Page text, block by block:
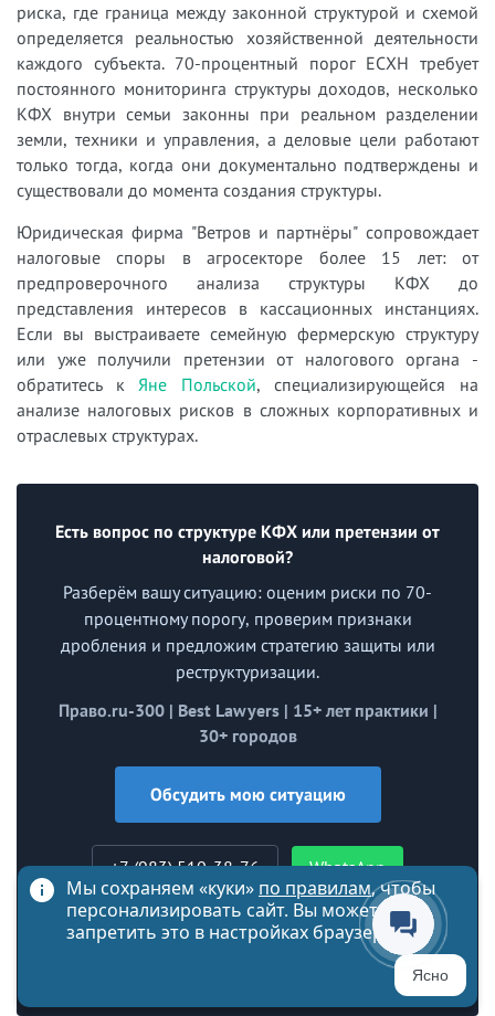
риска, где граница между законной структурой и схемой
определяется реальностью хозяйственной деятельности
каждого субъекта. 70-процентный порог ЕСХН требует
постоянного мониторинга структуры доходов, несколько
КФХ внутри семьи законны при реальном разделении
земли, техники и управления, а деловые цели работают
только тогда, когда они документально подтверждены и
существовали до момента создания структуры.
Юридическая фирма "Ветров и партнёры" сопровождает
налоговые споры в агросекторе более 15 лет: от
предпроверочного анализа структуры КФХ до
представления интересов в кассационных инстанциях.
Если вы выстраиваете семейную фермерскую структуру
или уже получили претензии от налогового органа -
обратитесь кЯне Польской, специализирующейся на
анализе налоговых рисков в сложных корпоративных и
отраслевых структурах.
Есть вопрос по структуре КФХ или претензии от
налоговой?
Разберём вашу ситуацию: оценим риски по 70-
процентному порогу, проверим признаки
дробления и предложим стратегию защиты или
реструктуризации.
Право.ru-300 | Best Lawyers | 15+ лет практики |
30+ городов
Обсудить мою ситуацию
+7 (983) 510-38-76 WhatsApp
Telegram
Мы сохраняем «куки» по правилам, чтобы
персонализировать сайт. Вы можете
запретить это в настройках браузера
Ясно